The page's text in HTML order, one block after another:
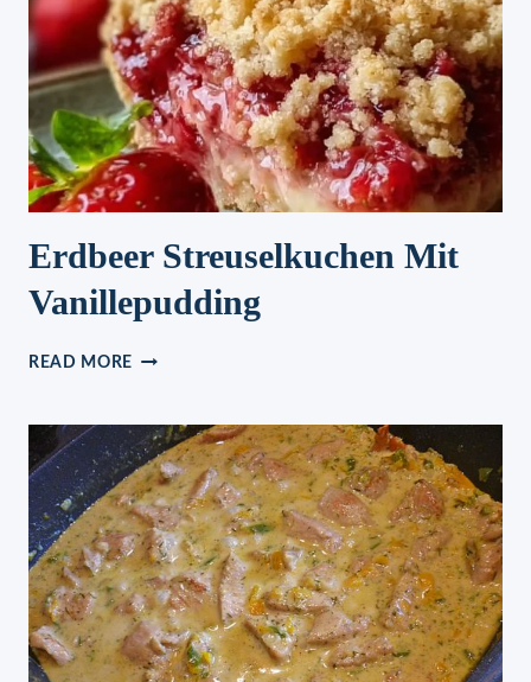
Erdbeer Streuselkuchen Mit
Vanillepudding
READ MORE ERDBEER
VANILLEPUDDING